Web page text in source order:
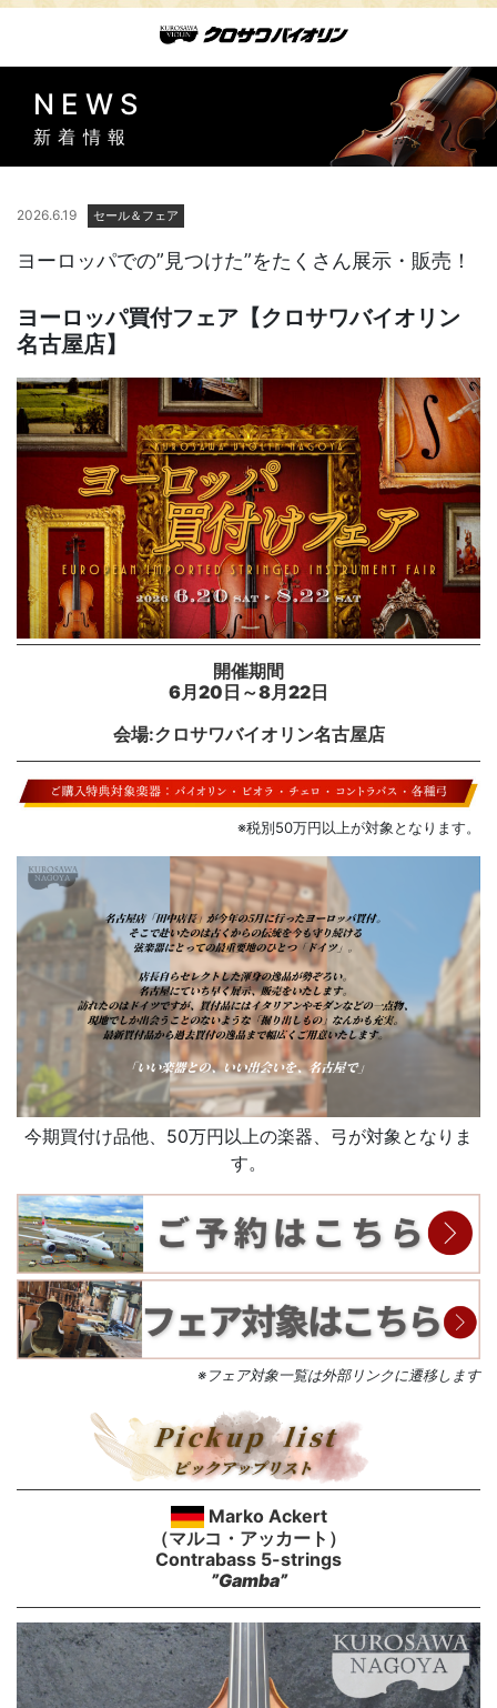
NEWS
新着情報
2026.6.19 セール＆フェア
ヨーロッパでの”見つけた”をたくさん展示・販売！
ヨーロッパ買付フェア【クロサワバイオリン
名古屋店】
開催期間
6月20日～8月22日
会場:クロサワバイオリン名古屋店
※税別50万円以上が対象となります。
今期買付け品他、50万円以上の楽器、弓が対象となりま
す。
※フェア対象一覧は外部リンクに遷移します
Marko Ackert
（マルコ・アッカート）
Contrabass 5-strings
”Gamba”